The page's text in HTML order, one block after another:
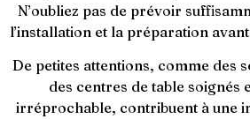
N’oubliez pas de prévoir
l’installation et la préparation
De petites attentions, comme des
des centres de table soignés
irréprochable, contribuent à une